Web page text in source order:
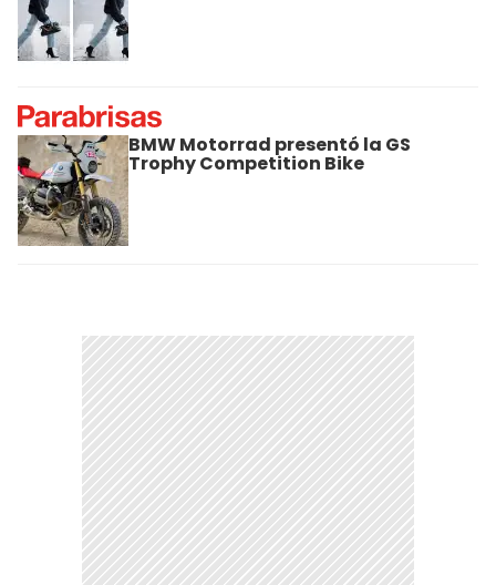
BMW Motorrad presentó la GS
Trophy Competition Bike